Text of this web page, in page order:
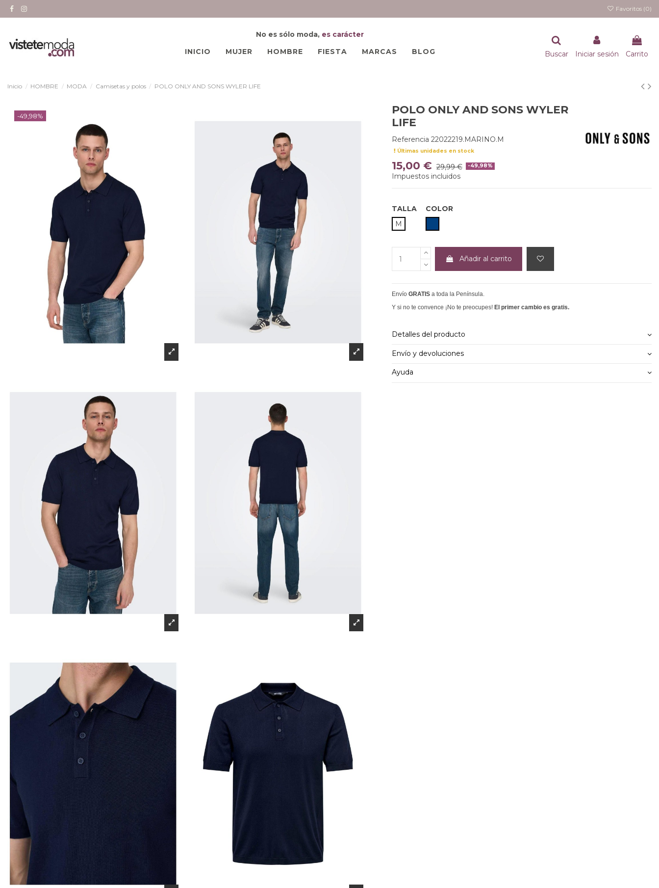
Favoritos (0)
No es sólo moda, es carácter
INICIO
MUJER HOMBRE FIESTA MARCAS BLOG Buscar Iniciar sesión Carrito
Inicio HOMBRE MODA Camisetas y polos POLO ONLY AND SONS WYLER LIFE
-49,98%
POLO ONLY AND SONS WYLER
LIFE
Referencia 22022219.MARINO.M
Últimas unidades en stock
15,00 € 29,99 € -49,98%
Impuestos incluidos
TALLA
M
COLOR
Añadir al carrito
Envío GRATIS a toda la Península.
Y si no te convence ¡No te preocupes! El primer cambio es gratis.
Detalles del producto
Envío y devoluciones
Ayuda